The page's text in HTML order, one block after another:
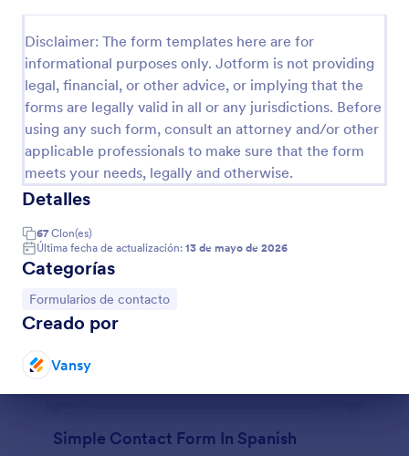
Disclaimer: The form templates here are for
informational purposes only. Jotform is not providing
legal, financial, or other advice, or implying that the
forms are legally valid in all or any jurisdictions. Before
using any such form, consult an attorney and/or other
applicable professionals to make sure that the form
meets your needs, legally and otherwise.
Detalles
67 Clon(es)
Última fecha de actualización: 13 de mayo de 2026
Categorías
Ir a Categoría:
Formularios de contacto
Creado por
Vansy
Vista previa
Simple Contact Form In Spanish